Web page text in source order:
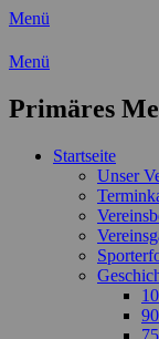
Menü
Freizeit mit
Menü
Primäres
Zum
Startseite
Unser